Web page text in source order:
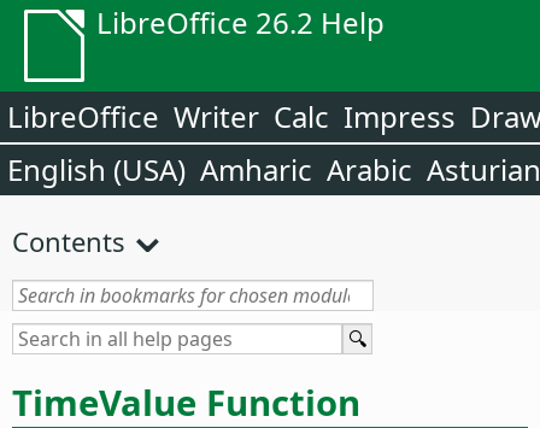
LibreOffice 26.2 Help
LibreOffice Writer Calc Impress
English (USA) Amharic Arabic Asturian
Contents
TimeValue Function